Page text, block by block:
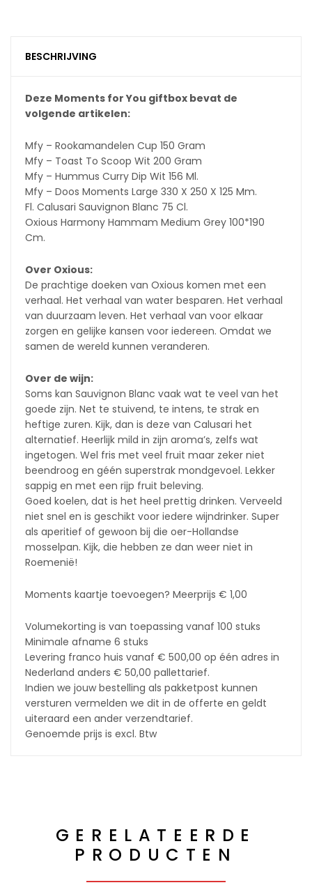
BESCHRIJVING
Deze Moments for You giftbox bevat de
volgende artikelen:
Mfy – Rookamandelen Cup 150 Gram
Mfy – Toast To Scoop Wit 200 Gram
Mfy – Hummus Curry Dip Wit 156 Ml.
Mfy – Doos Moments Large 330 X 250 X 125 Mm.
Fl. Calusari Sauvignon Blanc 75 Cl.
Oxious Harmony Hammam Medium Grey 100*190
Cm.
Over Oxious:
De prachtige doeken van Oxious komen met een
verhaal. Het verhaal van water besparen. Het verhaal
van duurzaam leven. Het verhaal van voor elkaar
zorgen en gelijke kansen voor iedereen. Omdat we
samen de wereld kunnen veranderen.
Over de wijn:
Soms kan Sauvignon Blanc vaak wat te veel van het
goede zijn. Net te stuivend, te intens, te strak en
heftige zuren. Kijk, dan is deze van Calusari het
alternatief. Heerlijk mild in zijn aroma’s, zelfs wat
ingetogen. Wel fris met veel fruit maar zeker niet
beendroog en géén superstrak mondgevoel. Lekker
sappig en met een rijp fruit beleving.
Goed koelen, dat is het heel prettig drinken. Verveeld
niet snel en is geschikt voor iedere wijndrinker. Super
als aperitief of gewoon bij die oer-Hollandse
mosselpan. Kijk, die hebben ze dan weer niet in
Roemenië!
Moments kaartje toevoegen? Meerprijs € 1,00
Volumekorting is van toepassing vanaf 100 stuks
Minimale afname 6 stuks
Levering franco huis vanaf € 500,00 op één adres in
Nederland anders € 50,00 pallettarief.
Indien we jouw bestelling als pakketpost kunnen
versturen vermelden we dit in de offerte en geldt
uiteraard een ander verzendtarief.
Genoemde prijs is excl. Btw
GERELATEERDE
PRODUCTEN